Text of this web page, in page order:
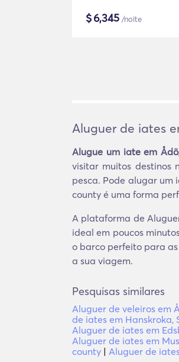
$6,345 /noite
Aluguer de iates
Alugue um iate em
visitar muitos destinos
pesca. Pode alugar um
county é uma forma
A plataforma de
ideal em poucos
o barco perfeito para as
a sua viagem.
Pesquisas similares
Aluguer de veleiros em
de iates em Hanskroka,
Aluguer de iates em
Aluguer de iates em
county | Aluguer de